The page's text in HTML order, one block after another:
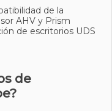
de la
AHV y Prism
de escritorios UDS
de